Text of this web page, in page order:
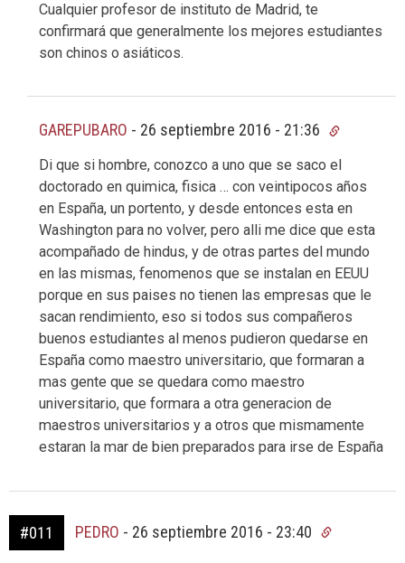
Cualquier profesor de instituto de Madrid, te
confirmará que generalmente los mejores estudiantes
son chinos o asiáticos.
GAREPUBARO - 26 septiembre 2016 - 21:36
Di que si hombre, conozco a uno que se saco el
doctorado en quimica, fisica … con veintipocos años
en España, un portento, y desde entonces esta en
Washington para no volver, pero alli me dice que esta
acompañado de hindus, y de otras partes del mundo
en las mismas, fenomenos que se instalan en EEUU
porque en sus paises no tienen las empresas que le
sacan rendimiento, eso si todos sus compañeros
buenos estudiantes al menos pudieron quedarse en
España como maestro universitario, que formaran a
mas gente que se quedara como maestro
universitario, que formara a otra generacion de
maestros universitarios y a otros que mismamente
estaran la mar de bien preparados para irse de España
#011 PEDRO - 26 septiembre 2016 - 23:40